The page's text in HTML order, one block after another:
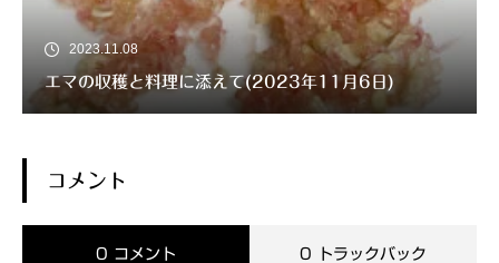
2023.11.08
エマの収穫と料理に添えて(2023年11月6日)
コメント
0 コメント 0 トラックバック